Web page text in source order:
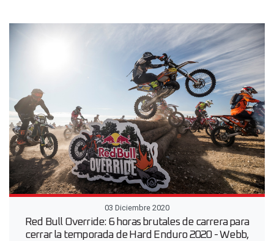
03 Diciembre 2020
Red Bull Override: 6 horas brutales de carrera para
cerrar la temporada de Hard Enduro 2020 - Webb,